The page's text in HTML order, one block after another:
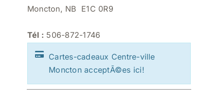
Moncton, NB E1C 0R9
Tél : 506-872-1746
Cartes-cadeaux Centre-ville
Moncton acceptÃ©es ici!